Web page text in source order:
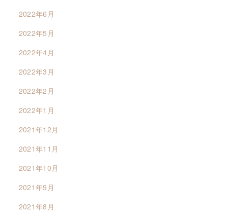
2022年6月
2022年5月
2022年4月
2022年3月
2022年2月
2022年1月
2021年12月
2021年11月
2021年10月
2021年9月
2021年8月